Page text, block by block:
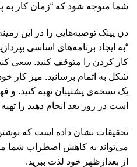
شما متوجه شود که “زمان کار به
دن پینک توصیه‌هایی را در این
“به ایجاد برنامه‌های اساسی
کار کردن را متوقف کنید. سعی
شکل به اتمام برسانید. میز کار
یک نسخه‌ی پشتیبان تهیه کنید. و
است در روز بعد انجام دهید را تهیه
تحقیقات نشان داده است که
می‌تواند به کاهش اضطراب شما
از بعدازظهر خود لذت ببرید.